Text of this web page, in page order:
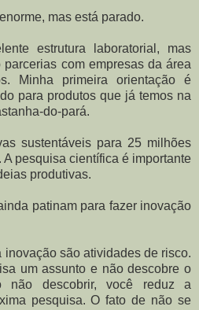
mas está parado.
estrutura laboratorial, mas
com empresas da área
Minha primeira orientação é
para produtos que já temos na
do-pará.
sustentáveis para 25 milhões
pesquisa científica é importante
produtivas.
patinam para fazer inovação
inovação são atividades de risco.
um assunto e não descobre o
não descobrir, você reduz a
pesquisa. O fato de não se